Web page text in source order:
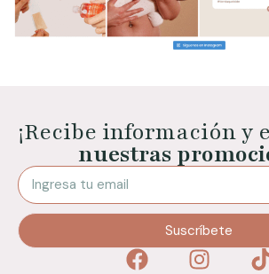
¡Recibe información y
nuestras
Suscríbete